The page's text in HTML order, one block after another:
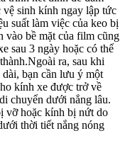
vệ sinh kính ngay lập tức
suất làm việc của keo bị
vào bề mặt của film cũng
sau 3 ngày hoặc có thể
ra, sau khi
bạn cần lưu ý một
kính xe được trở về
chuyển dưới nắng lâu.
vỡ hoặc kính bị nứt do
thời tiết nắng nóng